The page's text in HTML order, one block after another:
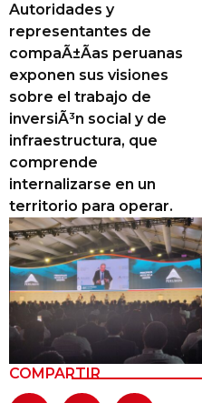
Designaciones
Calendario de Eventos
Revistas Digital
Siguenos
Autoridades y
representantes de
compaÃ±Ã­as peruanas
exponen sus visiones
sobre el trabajo de
inversiÃ³n social y de
infraestructura, que
comprende
internalizarse en un
territorio para operar.
COMPARTIR